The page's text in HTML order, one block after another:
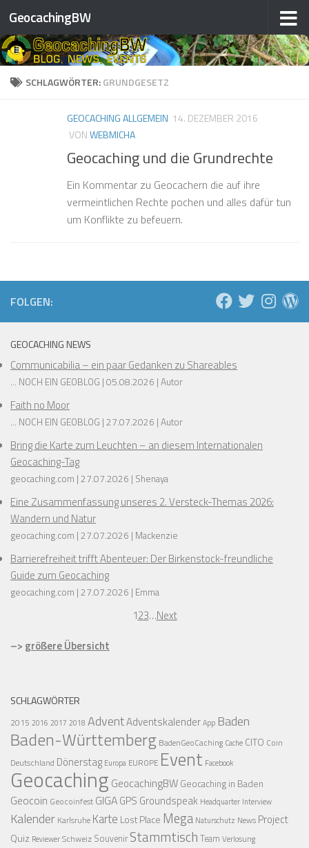
Zum Inhalt springen
GeocachingBW
SCHLAGWÖRTER:GRUNDGESETZ
GEOCACHING ALLGEMEIN 14. DEZEMBER 2016
VONWEBMICHA
Geocaching und die Grundrechte
Ein Kommentar zu Geocachern die auf ihre
vermeintlichen Rechte pochen und alles dafür tun
um Konflikte zu befeuern.
FOLGEN:
GEOCACHING NEWS
Communicabilia – ein paar Gedanken zu Shareables
... NOCH EIN GEOBLOG 05.08.2026 Autor
Faith no Moor
... NOCH EIN GEOBLOG 27.07.2026 Autor
Bring die Karte zum Leuchten – an diesem Internationalen
Geocaching-Tag
geocaching.com 27.07.2026 Shenaya
Eine Zusammenfassung unseres 2. Versteck-Themas 2026:
Wandern und Natur
geocaching.com 27.07.2026 Mackenzie
Barrierefreiheit trifft Abenteuer: Der Birkenstock-freundliche
Guide zum Geocaching
geocaching.com 27.07.2026 Emma
123…Next
–> größere Übersicht
SCHLAGWÖRTER
2015 2016 2017 2018 AdventAdventskalenderApp Baden
Baden-Württemberg BadenGeoCaching Cache CITO Coin
Deutschland Dönerstag Europa EUROPE Event Facebook
Geocaching GeocachingBW Geocaching in Baden
Geocoin Geocoinfest GIGAGPS Groundspeak Headquarter Interview
Kalender Karlsruhe Karte Lost Place Mega Naturschutz News Project
Quiz ReviewerSchweiz Souvenir Stammtisch Team Verlosung